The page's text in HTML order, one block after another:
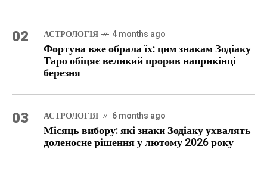
02 АСТРОЛОГІЯ 4 months ago
Фортуна вже обрала їх: цим знакам Зодіаку
Таро обіцяє великий прорив наприкінці
березня
03 АСТРОЛОГІЯ 6 months ago
Місяць вибору: які знаки Зодіаку ухвалять
доленосне рішення у лютому 2026 року